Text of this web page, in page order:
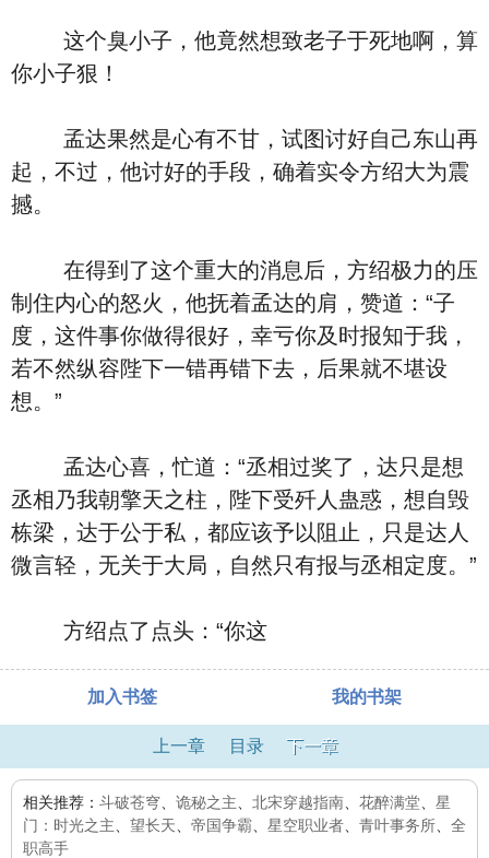
这个臭小子，他竟然想致老子于死地啊，算
你小子狠！
孟达果然是心有不甘，试图讨好自己东山再
起，不过，他讨好的手段，确着实令方绍大为震
撼。
在得到了这个重大的消息后，方绍极力的压
制住内心的怒火，他抚着孟达的肩，赞道：“子
度，这件事你做得很好，幸亏你及时报知于我，
若不然纵容陛下一错再错下去，后果就不堪设
想。”
孟达心喜，忙道：“丞相过奖了，达只是想
丞相乃我朝擎天之柱，陛下受歼人蛊惑，想自毁
栋梁，达于公于私，都应该予以阻止，只是达人
微言轻，无关于大局，自然只有报与丞相定度。”
方绍点了点头：“你这
加入书签 我的书架
上一章 目录 下一章
相关推荐： 斗破苍穹 诡秘之主 北宋穿越指南 花醉满堂
星
门：时光之主
望长天 帝国争霸 星空职业者 青叶事务所
全
职高手